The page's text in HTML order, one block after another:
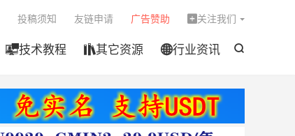

技术教程 其它资源 行业资讯
投稿须知 友链申请 广告赞助  关注我们